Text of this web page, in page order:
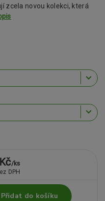
zcela novou kolekci, která
/ks
DPH
Přidat do košíku